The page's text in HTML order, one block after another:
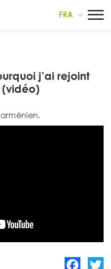
FRA
j’ai rejoint
(vidéo)